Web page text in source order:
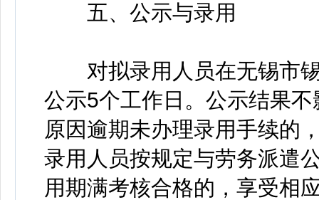
五、公示与录用
对拟录用人员在无锡市锡
公示5个工作日。公示结果
原因逾期未办理录用手续的
录用人员按规定与劳务派遣
用期满考核合格的，享受相